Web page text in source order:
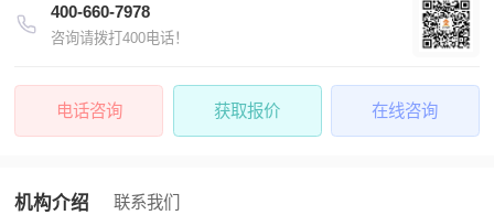
400-660-7978
咨询请拨打400电话！
电话咨询 获取报价 在线咨询
机构介绍 联系我们